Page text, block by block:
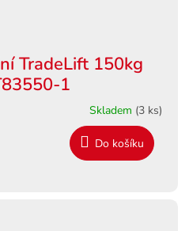
TradeLift 150kg
1
Skladem (3 ks)
Do košíku